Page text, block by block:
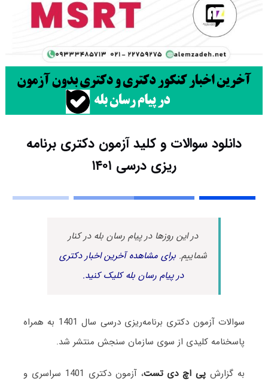
دانلود سوالات و کلید آزمون دکتری برنامه
ریزی درسی ۱۴۰۱
در این روزها در پیام رسان بله در کنار
شماییم.برای مشاهده آخرین اخبار دکتری
در پیام رسان بله کلیک کنید.
سوالات آزمون دکتری برنامه‌ریزی درسی سال 1401 به همراه
پاسخنامه کلیدی از سوی سازمان سنجش منتشر شد.
به گزارشپی اچ دی تست
، آزمون دکتری 1401 سراسری و